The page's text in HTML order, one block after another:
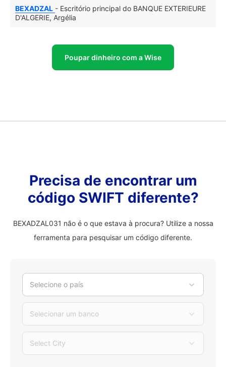
BEXADZAL - Escritório principal do BANQUE EXTERIEURE
D'ALGERIE, Argélia
Poupar dinheiro com a Wise
Precisa de encontrar um
código SWIFT diferente?
BEXADZAL031 não é o que estava à procura? Utilize a nossa
ferramenta para pesquisar um código diferente.
Selecione o país
Selecionar um banco
Select City